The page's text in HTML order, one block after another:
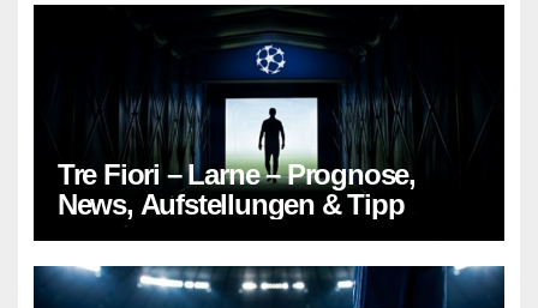
Tre Fiori – Larne – Prognose,
News, Aufstellungen & Tipp